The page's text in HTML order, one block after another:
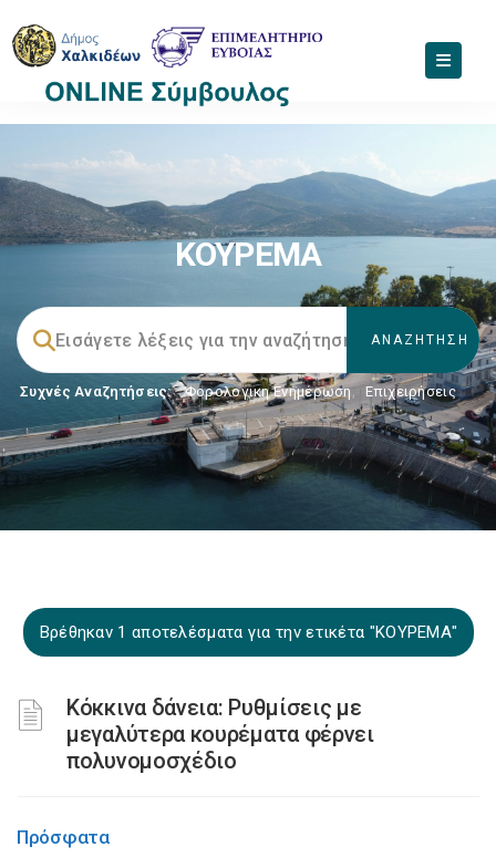
ΚΟΥΡΕΜΑ
Συχνές Αναζητήσεις: Φορολογικη Ενημέρωση, Επιχειρήσεις
Βρέθηκαν 1 αποτελέσματα για την ετικέτα "ΚΟΥΡΕΜΑ"
Κόκκινα δάνεια: Ρυθμίσεις με
μεγαλύτερα κουρέματα φέρνει
πολυνομοσχέδιο
Πρόσφατα